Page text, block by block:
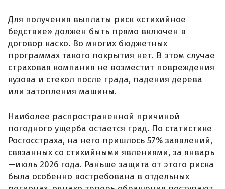
Для получения выплаты риск «стихийное
бедствие» должен быть прямо включен в
договор каско. Во многих бюджетных
программах такого покрытия нет. В этом случае
страховая компания не возместит повреждения
кузова и стекол после града, падения дерева
или затопления машины.
Наиболее распространенной причиной
погодного ущерба остается град. По статистике
Росгосстраха, на него пришлось 57% заявлений,
связанных со стихийными явлениями, за январь
—июль 2026 года. Раньше защита от этого риска
была особенно востребована в отдельных